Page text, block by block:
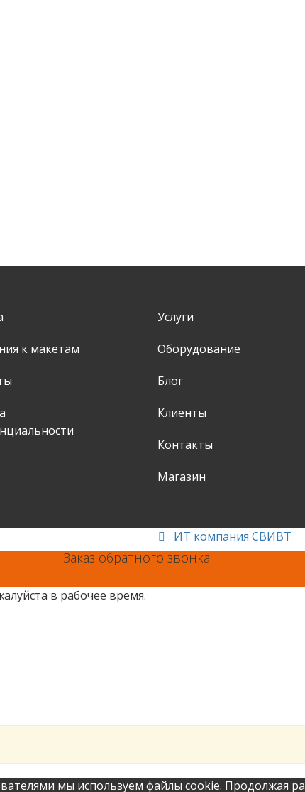
к макетам
Услуги
Оборудование
Блог
Клиенты
Контакты
Магазин
ИТ компания СВИВТ
Заказ обратного звонка
в рабочее время.
мы используем файлы cookie. Продолжая